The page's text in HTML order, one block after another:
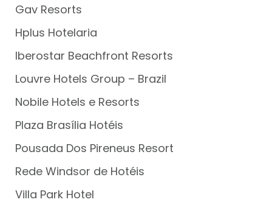
Gav Resorts
Hplus Hotelaria
Iberostar Beachfront Resorts
Louvre Hotels Group – Brazil
Nobile Hotels e Resorts
Plaza Brasília Hotéis
Pousada Dos Pireneus Resort
Rede Windsor de Hotéis
Villa Park Hotel